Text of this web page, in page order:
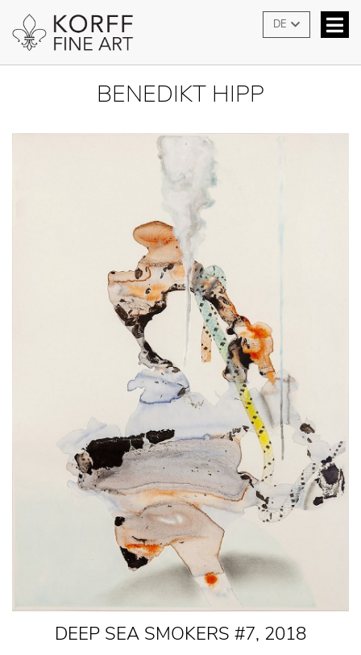
DE
BENEDIKT HIPP
DEEP SEA SMOKERS #7, 2018